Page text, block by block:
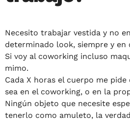
Necesito trabajar vestida y no
determinado look, siempre y en
Si voy al coworking incluso
mimo.
Cada X horas el cuerpo me
sea en el coworking, o en la
Ningún objeto que necesite
tenerlo como amuleto, la